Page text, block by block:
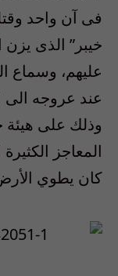
فى آن واحد
خيبر” الذى يزن
عليهم،
عند عروجه الى
وذلك على هيئة
المعاجز
كان يطوي